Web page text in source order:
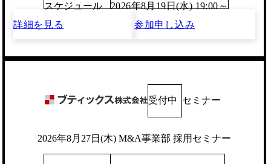
スケジュール
2026年8月19日(水) 19:00～
詳細を見る
参加申し込み
受付中 セミナー
2026年8月27日(木) M&A事業部 採用セミナー